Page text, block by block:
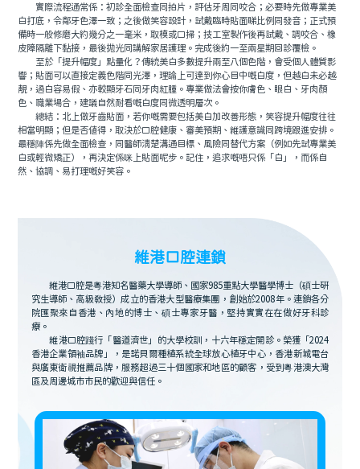
實際流程通常係：初診全面檢查同拍片，評估牙周同咬合；必要時先做專業美
白打底，令鄰牙色澤一致；之後做笑容設計，試戴臨時貼面睇比例同發音；正式預
備時一般修磨大約幾分之一毫米，取模或口掃；技工室製作後再試戴、調咬合、橡
皮障隔離下黏接，最後拋光同講解家居護理。完成後約一至兩星期回診覆檢。
至於「提升幅度」點量化？傳統美白多數提升兩至八個色階，會受個人體質影
響；貼面可以直接定義色階同光澤，理論上可達到你心目中嘅白度，但越白未必越
靚，過白容易假、亦較顯牙石同牙肉紅腫。專業做法會按你膚色、眼白、牙肉顏
色、職業場合，建議自然耐看嘅白度同微透明層次。
總結：北上做牙齒貼面，若你嘅需要包括美白加改善形態，笑容提升幅度往往
相當明顯；但是否值得，取決於口腔健康、審美預期、維護意識同跨境跟進安排。
最穩陣係先做全面檢查，同醫師清楚溝通目標、風險同替代方案（例如先試專業美
白或輕微矯正），再決定係咪上貼面呢步。記住，追求嘅唔只係「白」，而係自
然、協調、易打理嘅好笑容。
維港口腔連鎖
維港口腔是粵港知名醫藥大學導師、國家985重點大學醫學博士（碩士研
究生導師、高級教授）成立的香港大型醫療集團，創始於2008年。連鎖各分
院匯聚來自香港、內地的博士、碩士專家牙醫，堅持實實在在做好牙科診
療。
維港口腔踐行「醫道濟世」的大學校訓，十六年穩定開診。榮獲「2024
香港企業領袖品牌」，是諾貝爾種植系統全球放心植牙中心，香港新城電台
與廣東衛視推薦品牌，服務超過三十個國家和地區的顧客，受到粵港澳大灣
區及周邊城市市民的歡迎與信任。